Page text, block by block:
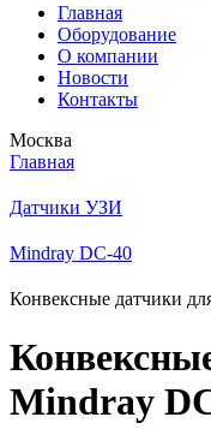
Главная
Оборудование
О компании
Новости
Контакты
Москва
Главная
Датчики УЗИ
Mindray DC-40
Конвексные датчики
Mindray